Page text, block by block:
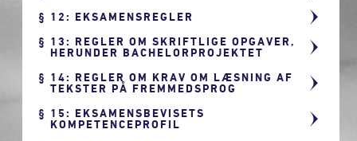
12: EKSAMENSREGLER
13: REGLER OM SKRIFTLIGE OPGAVER,
HERUNDER BACHELORPROJEKTET
14: REGLER OM KRAV OM LÆSNING AF
TEKSTER PÅ FREMMEDSPROG
15: EKSAMENSBEVISETS
KOMPETENCEPROFIL